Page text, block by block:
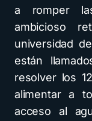
a romper
ambicioso
universidad
están
resolver los
alimentar a
acceso al